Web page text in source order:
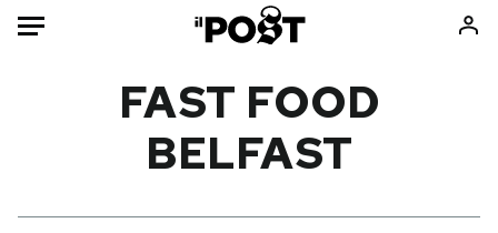
Mondo
Libri
FAST FOOD
BELFAST